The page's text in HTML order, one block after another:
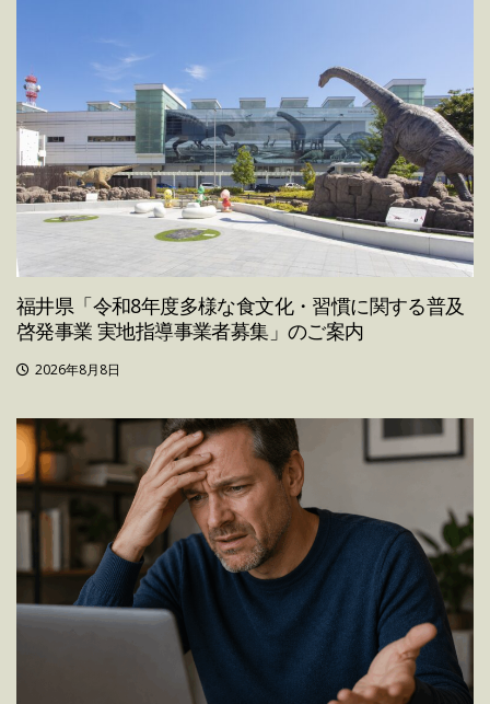
福井県「令和8年度多様な食文化・習慣に関する普及
啓発事業 実地指導事業者募集」のご案内
2026年8月8日